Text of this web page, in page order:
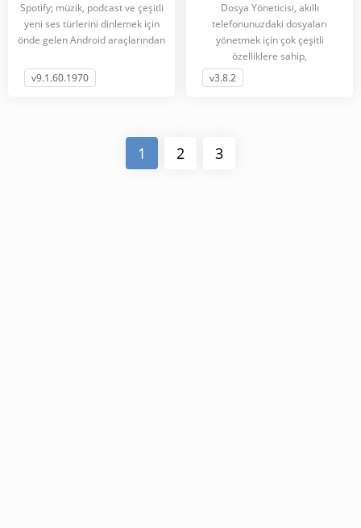
Spotify; müzik, podcast ve çeşitli
yeni ses türlerini dinlemek için
önde gelen Android araçlarından
v9.1.60.1970
Dosya Yöneticisi, akıllı
telefonunuzdaki dosyaları
yönetmek için çok çeşitli
özelliklere sahip,
v3.8.2
1 2 3